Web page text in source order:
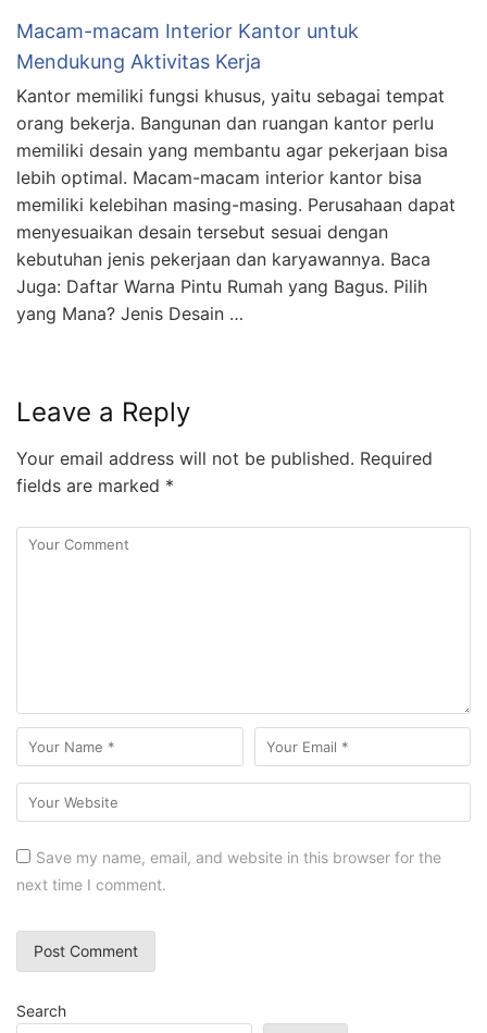
Macam-macam Interior Kantor untuk
Mendukung Aktivitas Kerja
Kantor memiliki fungsi khusus, yaitu sebagai tempat
orang bekerja. Bangunan dan ruangan kantor perlu
memiliki desain yang membantu agar pekerjaan bisa
lebih optimal. Macam-macam interior kantor bisa
memiliki kelebihan masing-masing. Perusahaan dapat
menyesuaikan desain tersebut sesuai dengan
kebutuhan jenis pekerjaan dan karyawannya. Baca
Juga: Daftar Warna Pintu Rumah yang Bagus. Pilih
yang Mana? Jenis Desain …
Leave a Reply
Your email address will not be published. Required
fields are marked *
Save my name, email, and website in this browser for the
next time I comment.
Search